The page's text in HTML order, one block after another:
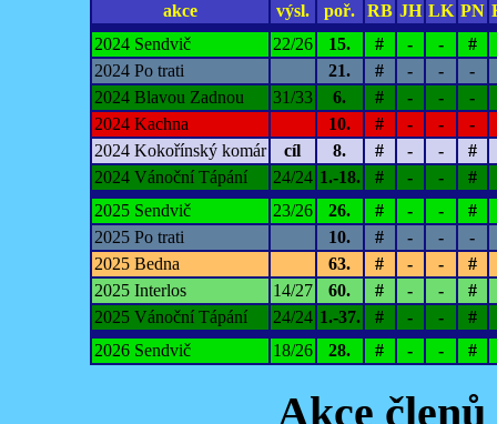
akce výsl. poř. RB JH LK PN
2024 Sendvič
22/26 15. # - -
#
2024 Po trati
21. # - -
-
2024 Blavou Zadnou
31/33 6. # - -
-
2024 Kachna
10. # - -
-
2024 Kokořínský komár
cíl 8. # - -
#
2024 Vánoční Tápání
24/24 1.-18. # - -
#
2025 Sendvič
23/26 26. # - -
#
2025 Po trati
10. # - -
-
2025 Bedna
63. # - -
#
2025 Interlos
14/27 60. # - -
#
2025 Vánoční Tápání
24/24 1.-37. # - -
#
2026 Sendvič
18/26 28. # - - #
Akce